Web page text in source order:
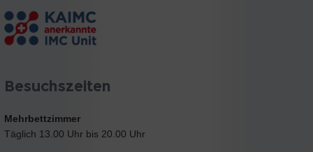
Besuchszeiten
Mehrbettzimmer
Täglich 13.00 Uhr bis 20.00 Uhr